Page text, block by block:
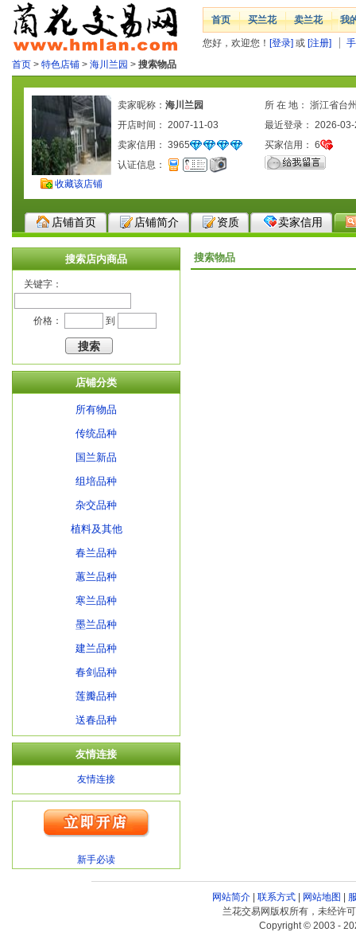
首页 买兰花 卖兰花 我
您好，欢迎您！ [登录] 或 [注册]
首页 > 特色店铺 > 海川兰园 > 搜索物品
收藏该店铺
卖家昵称： 海川兰园
所 在 地： 浙江省台
开店时间： 2007-11-03
最近登录： 2026-
卖家信用： 3965 买家信用： 6
认证信息：
店铺首页 店铺简介 资质 卖家信用
搜索店内商品
关键字：
价格： 到
店铺分类
所有物品
传统品种
国兰新品
组培品种
杂交品种
植料及其他
春兰品种
蕙兰品种
寒兰品种
墨兰品种
建兰品种
春剑品种
莲瓣品种
送春品种
友情连接
友情连接
新手必读
搜索物品
网站简介| 联系方式| 网站地图 |
兰花交易网版权所有，未经许
Copyright © 2003 -